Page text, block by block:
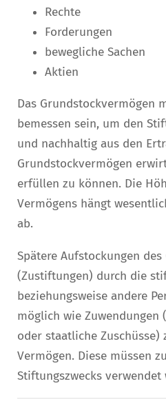
Rechte
Forderungen
bewegliche Sachen
Aktien
Das Grundstockvermögen
bemessen sein, um den
und nachhaltig aus den
Grundstockvermögen
erfüllen zu können. Die
Vermögens hängt
ab.
Spätere Aufstockungen
(Zustiftungen) durch die
beziehungsweise andere
möglich wie Zuwendungen
oder staatliche Zuschüsse)
Vermögen. Diese müssen
Stiftungszwecks verwendet